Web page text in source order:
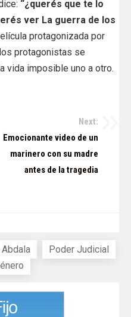
“¿querés que te lo
ver La guerra de los
protagonizada por
protagonistas se
vida imposible uno a otro.
Next:
Emocionante video de un
marinero con su madre
antes de la tragedia
Poder Judicial